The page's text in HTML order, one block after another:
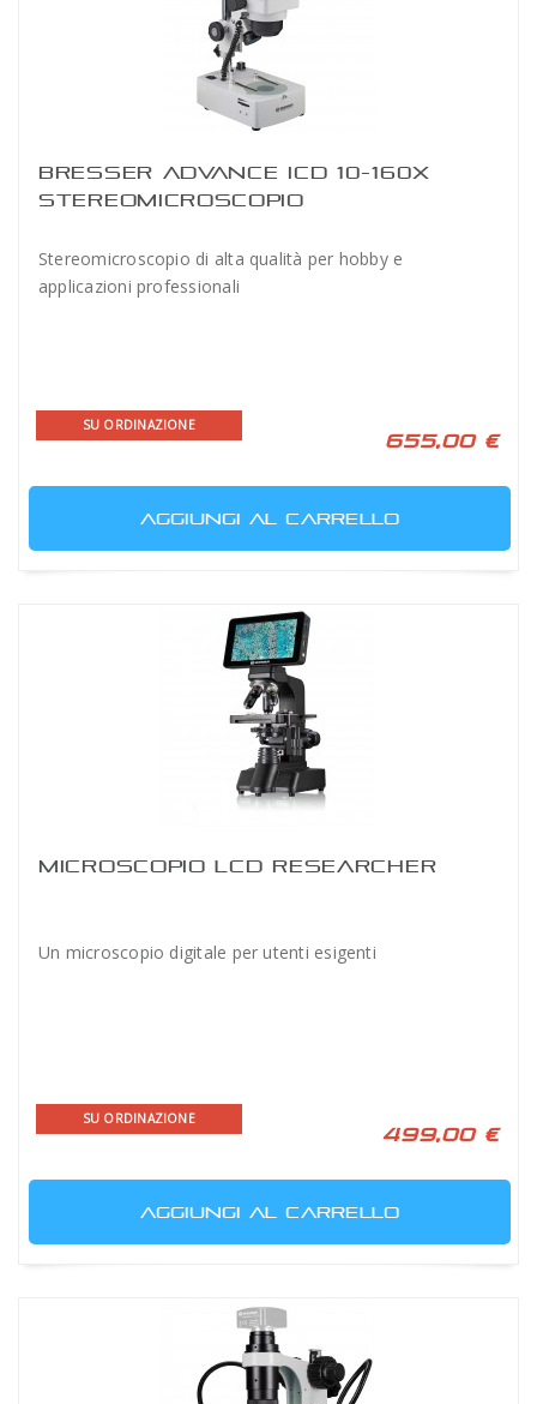
BRESSER ADVANCE ICD 10-160X
STEREOMICROSCOPIO
Stereomicroscopio di alta qualità per hobby e
applicazioni professionali
SU ORDINAZIONE
655,00 €
AGGIUNGI AL CARRELLO
MICROSCOPIO LCD RESEARCHER
Un microscopio digitale per utenti esigenti
SU ORDINAZIONE
499,00 €
AGGIUNGI AL CARRELLO